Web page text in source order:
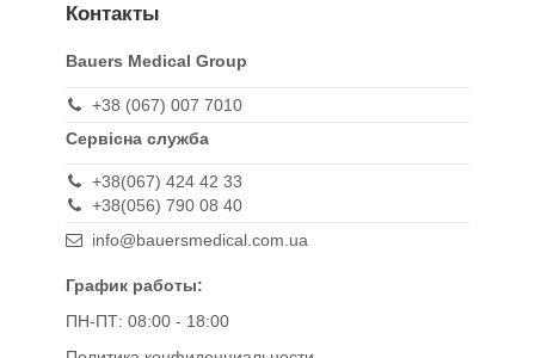
Контакты
Bauers Medical Group
+38 (067) 007 7010
Сервісна служба
+38(067) 424 42 33
+38(056) 790 08 40
info@bauersmedical.com.ua
График работы:
ПН-ПТ: 08:00 - 18:00